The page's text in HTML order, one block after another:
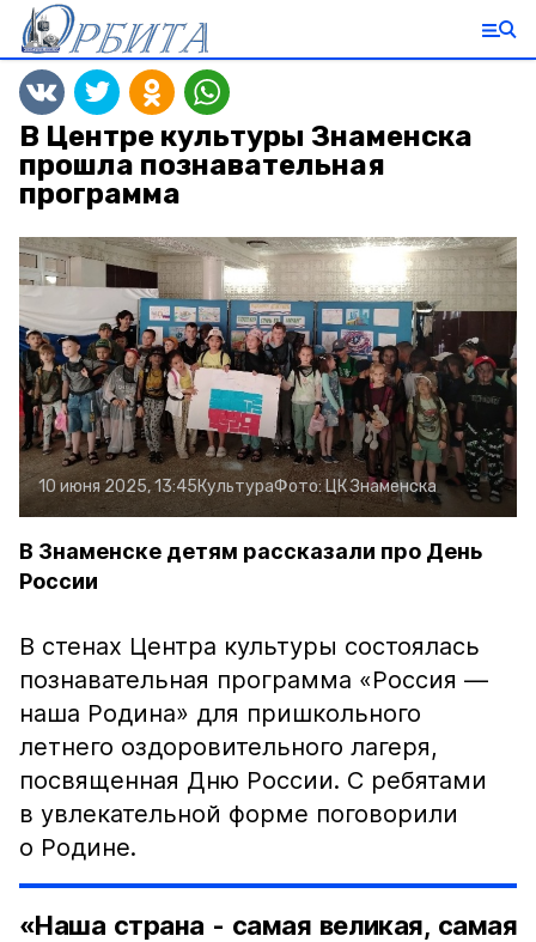
В Центре культуры Знаменска
прошла познавательная
программа
10 июня 2025, 13:45КультураФото:ЦК Знаменска
В Знаменске детям рассказали про День
России
В стенах Центра культуры состоялась
познавательная программа «Россия —
наша Родина» для пришкольного
летнего оздоровительного лагеря,
посвященная Дню России. С ребятами
в увлекательной форме поговорили
о Родине.
«Наша страна - самая великая, самая